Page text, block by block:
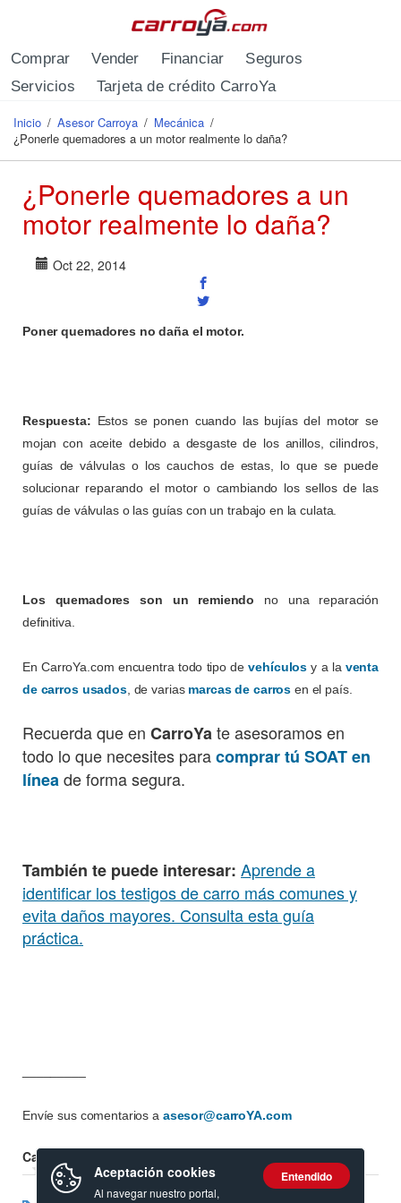
Comprar Vender Financiar
Seguros
Servicios
Tarjeta de crédito CarroYa
Se encuentra usted aquí
Inicio / Asesor Carroya / Mecánica /
¿Ponerle quemadores a un motor realmente lo daña?
¿Ponerle quemadores a un
motor realmente lo daña?
Oct 22, 2014
Poner quemadores no daña el motor.
Respuesta: Estos se ponen cuando las bujías del motor se
mojan con aceite debido a desgaste de los anillos, cilindros,
guías de válvulas o los cauchos de estas, lo que se puede
solucionar reparando el motor o cambiando los sellos de las
guías de válvulas o las guías con un trabajo en la culata.
Los quemadores son un remiendo no una reparación
definitiva.
En CarroYa.com encuentra todo tipo de vehículos y a la venta
de carros usados, de varias marcas de carrosen el país.
Recuerda que en CarroYate asesoramos en
todo lo que necesites paracomprar tú SOAT en
líneade forma segura.
También te puede interesar: Aprende a
identificar los testigos de carro más comunes y
evita daños mayores. Consulta esta guía
práctica.
Envíe sus comentarios a asesor@carroYA.com
Calificación:
Aceptación cookies
Al navegar nuestro portal,
Entendido